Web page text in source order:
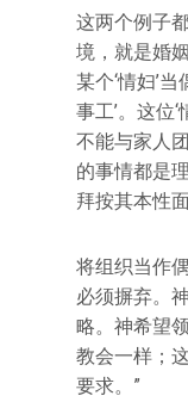
这两个例子
境，就是婚
某个‘情妇’
事工’。这位
不能与家人
的事情都是
拜按其本性
将组织当作
必须摒弃。
略。神希望
教会一样；
要求。”